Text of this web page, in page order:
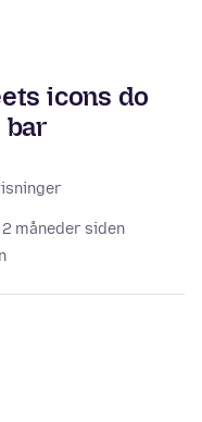
icons do
bar
måneder siden